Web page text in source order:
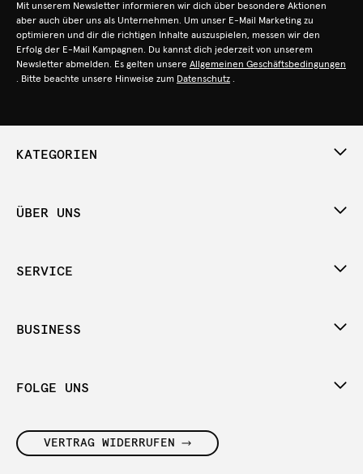
Mit unserem Newsletter informieren wir dich über besondere Aktionen
aber auch über uns als Unternehmen. Um unser E-Mail Marketing zu
optimieren und dir die richtigen Inhalte auszuspielen, messen wir den
Erfolg der E-Mail Kampagnen. Du kannst dich jederzeit von unserem
Newsletter abmelden. Es gelten unsere Allgemeinen Geschäftsbedingungen
. Bitte beachte unsere Hinweise zum Datenschutz .
KATEGORIEN
ÜBER UNS
SERVICE
BUSINESS
FOLGE UNS
VERTRAG WIDERRUFEN